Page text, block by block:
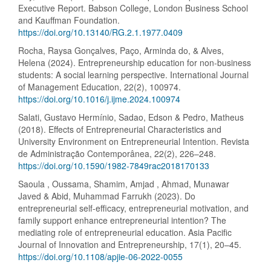
Executive Report. Babson College, London Business School
and Kauffman Foundation.
https://doi.org/10.13140/RG.2.1.1977.0409
Rocha, Raysa Gonçalves, Paço, Arminda do, & Alves,
Helena (2024). Entrepreneurship education for non-business
students: A social learning perspective. International Journal
of Management Education, 22(2), 100974.
https://doi.org/10.1016/j.ijme.2024.100974
Salati, Gustavo Hermínio, Sadao, Edson & Pedro, Matheus
(2018). Effects of Entrepreneurial Characteristics and
University Environment on Entrepreneurial Intention. Revista
de Administração Contemporânea, 22(2), 226–248.
https://doi.org/10.1590/1982-7849rac2018170133
Saoula , Oussama, Shamim, Amjad , Ahmad, Munawar
Javed & Abid, Muhammad Farrukh (2023). Do
entrepreneurial self-efficacy, entrepreneurial motivation, and
family support enhance entrepreneurial intention? The
mediating role of entrepreneurial education. Asia Pacific
Journal of Innovation and Entrepreneurship, 17(1), 20–45.
https://doi.org/10.1108/apjie-06-2022-0055